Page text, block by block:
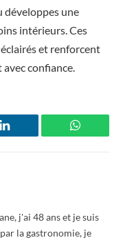
développes une
intérieurs. Ces
et renforcent
confiance.
LinkedIn
j'ai 48 ans et je suis
la gastronomie, je